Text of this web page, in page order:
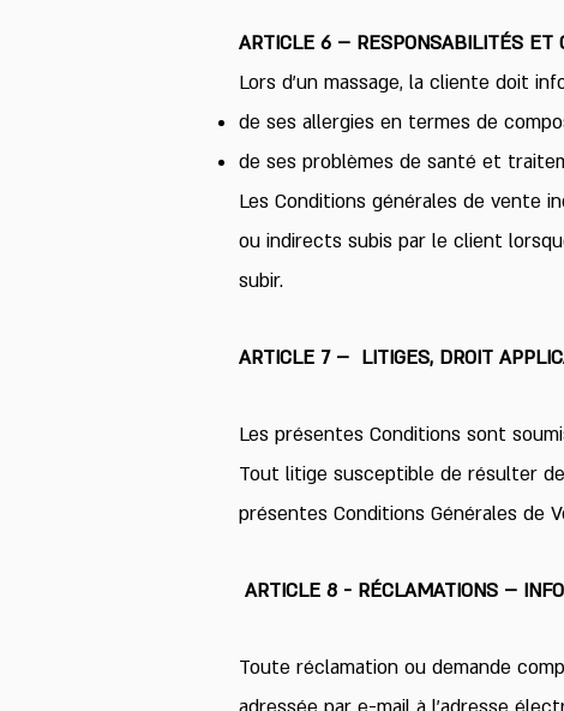
ARTICLE 6 – RESPONSABILITÉS ET
Lors d’un massage, la cliente doit
de ses allergies en termes de
de ses problèmes de santé et
Les Conditions générales de vente
ou indirects subis par le client
subir.
ARTICLE 7 – LITIGES, DROIT
Les présentes Conditions sont
Tout litige susceptible de résulter
présentes Conditions Générales de
ARTICLE 8 - RÉCLAMATIONS –
Toute réclamation ou demande